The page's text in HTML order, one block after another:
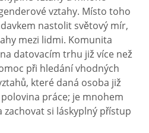
vztahy. Místo toho
nastolit světový mír,
mezi lidmi. Komunita
datovacím trhu již více než
při hledání vhodných
které daná osoba již
práce; je mnohem
si láskyplný přístup